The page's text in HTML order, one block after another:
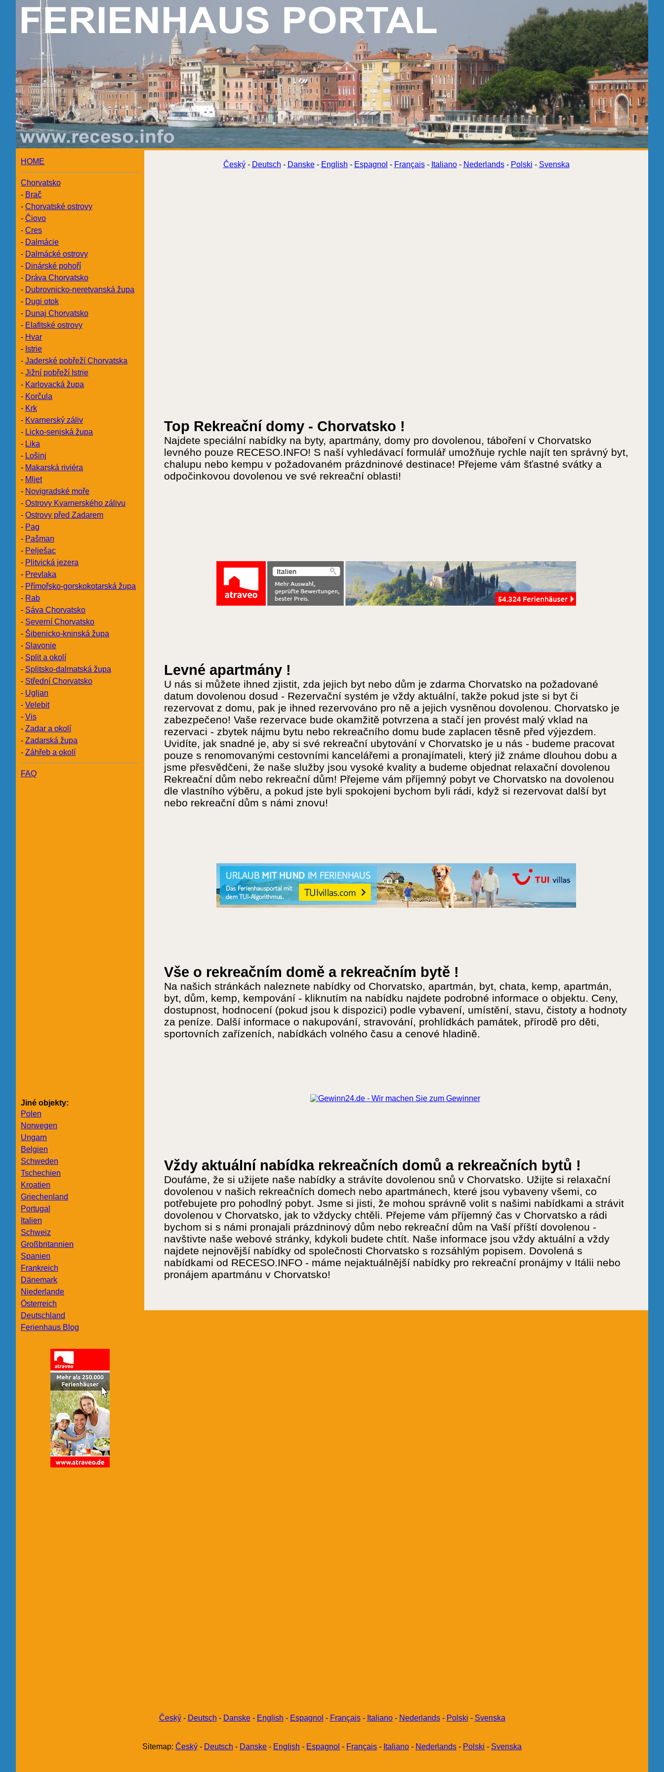
Český- Deutsch - Danske- English - Espagnol - Français- Italiano- Nederlands- Polski - Svenska
Top Rekreační domy - Chorvatsko !
Najdete speciální nabídky na byty, apartmány, domy pro dovolenou, táboření v Chorvatsko
levného pouze RECESO.INFO! S naší vyhledávací formulář umožňuje rychle najít ten správný byt,
chalupu nebo kempu v požadovaném prázdninové destinace! Přejeme vám šťastné svátky a
odpočinkovou dovolenou ve své rekreační oblasti!
Levné apartmány !
U nás si můžete ihned zjistit, zda jejich byt nebo dům je zdarma Chorvatsko na požadované
datum dovolenou dosud - Rezervační systém je vždy aktuální, takže pokud jste si byt či
rezervovat z domu, pak je ihned rezervováno pro ně a jejich vysněnou dovolenou. Chorvatsko je
zabezpečeno! Vaše rezervace bude okamžitě potvrzena a stačí jen provést malý vklad na
rezervaci - zbytek nájmu bytu nebo rekreačního domu bude zaplacen těsně před výjezdem.
Uvidíte, jak snadné je, aby si své rekreační ubytování v Chorvatsko je u nás - budeme pracovat
pouze s renomovanými cestovními kancelářemi a pronajímateli, který již známe dlouhou dobu a
jsme přesvědčeni, že naše služby jsou vysoké kvality a budeme objednat relaxační dovolenou
Rekreační dům nebo rekreační dům! Přejeme vám příjemný pobyt ve Chorvatsko na dovolenou
dle vlastního výběru, a pokud jste byli spokojeni bychom byli rádi, když si rezervovat další byt
nebo rekreační dům s námi znovu!
Vše o rekreačním domě a rekreačním bytě !
Na našich stránkách naleznete nabídky od Chorvatsko, apartmán, byt, chata, kemp, apartmán,
byt, dům, kemp, kempování - kliknutím na nabídku najdete podrobné informace o objektu. Ceny,
dostupnost, hodnocení (pokud jsou k dispozici) podle vybavení, umístění, stavu, čistoty a hodnoty
za peníze. Další informace o nakupování, stravování, prohlídkách památek, přírodě pro děti,
sportovních zařízeních, nabídkách volného času a cenové hladině.
Vždy aktuální nabídka rekreačních domů a rekreačních bytů !
Doufáme, že si užijete naše nabídky a strávíte dovolenou snů v Chorvatsko. Užijte si relaxační
dovolenou v našich rekreačních domech nebo apartmánech, které jsou vybaveny všemi, co
potřebujete pro pohodlný pobyt. Jsme si jisti, že mohou správně volit s našimi nabídkami a strávit
dovolenou v Chorvatsko, jak to vždycky chtěli. Přejeme vám příjemný čas v Chorvatsko a rádi
bychom si s námi pronajali prázdninový dům nebo rekreační dům na Vaší příští dovolenou -
navštivte naše webové stránky, kdykoli budete chtít. Naše informace jsou vždy aktuální a vždy
najdete nejnovější nabídky od společnosti Chorvatsko s rozsáhlým popisem. Dovolená s
nabídkami od RECESO.INFO - máme nejaktuálnější nabídky pro rekreační pronájmy v Itálii nebo
pronájem apartmánu v Chorvatsko!
HOME
Chorvatsko
- Brač
- Chorvatské ostrovy
- Čiovo
- Cres
- Dalmácie
- Dalmácké ostrovy
- Dinárské pohoří
- Dráva Chorvatsko
- Dubrovnicko-neretvanská župa
- Dugi otok
- Dunaj Chorvatsko
- Elafitské ostrovy
- Hvar
- Istrie
- Jaderské pobřeží Chorvatska
- Jižní pobřeží Istrie
- Karlovacká župa
- Korčula
- Krk
- Kvarnerský záliv
- Licko-senjská župa
- Lika
- Lošinj
- Makarská riviéra
- Mljet
- Novigradské moře
- Ostrovy Kvarnerského zálivu
- Ostrovy před Zadarem
- Pag
- Pašman
- Pelješac
- Plitvická jezera
- Prevlaka
- Přímořsko-gorskokotarská župa
- Rab
- Sáva Chorvatsko
- Severní Chorvatsko
- Šibenicko-kninská župa
- Slavonie
- Split a okolí
- Splitsko-dalmatská župa
- Střední Chorvatsko
- Ugljan
- Velebit
- Vis
- Zadar a okolí
- Zadarská župa
- Záhřeb a okolí
FAQ
Jiné objekty:
Polen
Norwegen
Ungarn
Belgien
Schweden
Tschechien
Kroatien
Griechenland
Portugal
Italien
Schweiz
Großbritannien
Spanien
Frankreich
Dänemark
Niederlande
Österreich
Deutschland
Ferienhaus Blog
Český- Deutsch - Danske- English - Espagnol - Français- Italiano- Nederlands- Polski - Svenska
Sitemap: Český - Deutsch - Danske - English - Espagnol - Français - Italiano - Nederlands - Polski - Svenska